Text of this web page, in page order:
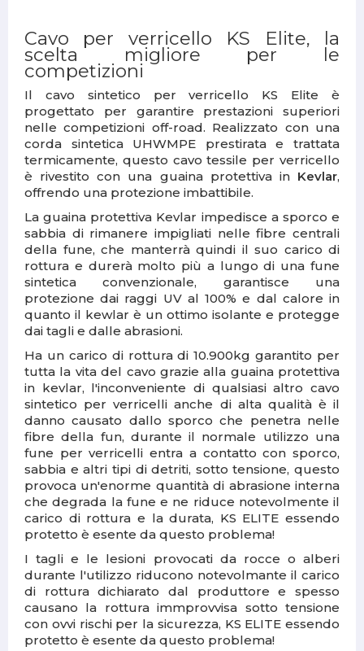
Cavo per verricello KS Elite, la
scelta migliore per le
competizioni
Il cavo sintetico per verricello KS Elite è
progettato per garantire prestazioni superiori
nelle competizioni off-road. Realizzato con una
corda sintetica UHWMPE prestirata e trattata
termicamente, questo cavo tessile per verricello
è rivestito con una guaina protettiva inKevlar,
offrendo una protezione imbattibile.
La guaina protettiva Kevlar impedisce a sporco e
sabbia di rimanere impigliati nelle fibre centrali
della fune, che manterrà quindi il suo carico di
rottura e durerà molto più a lungo di una fune
sintetica convenzionale, garantisce una
protezione dai raggi UV al 100% e dal calore in
quanto il kewlar è un ottimo isolante e protegge
dai tagli e dalle abrasioni.
Ha un carico di rottura di 10.900kg garantito per
tutta la vita del cavo grazie alla guaina protettiva
in kevlar, l'inconveniente di qualsiasi altro cavo
sintetico per verricelli anche di alta qualità è il
danno causato dallo sporco che penetra nelle
fibre della fun, durante il normale utilizzo una
fune per verricelli entra a contatto con sporco,
sabbia e altri tipi di detriti, sotto tensione, questo
provoca un'enorme quantità di abrasione interna
che degrada la fune e ne riduce notevolmente il
carico di rottura e la durata, KS ELITE essendo
protetto è esente da questo problema!
I tagli e le lesioni provocati da rocce o alberi
durante l'utilizzo riducono notevolmante il carico
di rottura dichiarato dal produttore e spesso
causano la rottura immprovvisa sotto tensione
con ovvi rischi per la sicurezza, KS ELITE essendo
protetto è esente da questo problema!